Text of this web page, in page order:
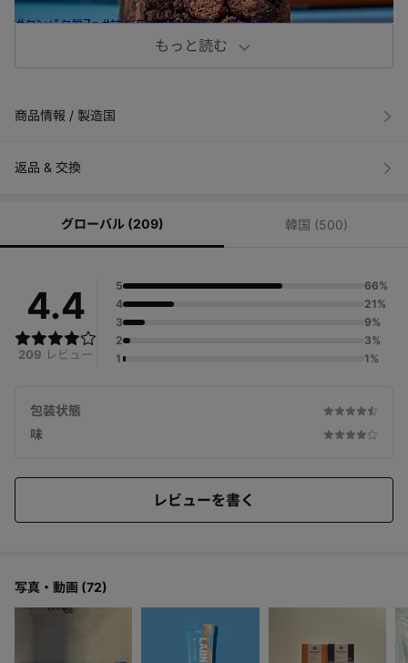
自慢したいポイント
紅茶とチョコの濃厚なコラボ
*たんぱく質4g(7％)
*たんぱく質7g：クッキー＆クリーム、ピーナッツバター、
ミルクティー35g1日栄養成分基準値(％)基準
#タンパク質7g #甘くてサクサク #粉っぽさゼロ
もっと読む
商品情報 / 製造国
返品 & 交換
グローバル (209) 韓国 (500)
4.4
209 レビュー
5
66%
4
21%
3
9%
2
3%
1
1%
包装状態
味
レビューを書く
写真・動画 (72)